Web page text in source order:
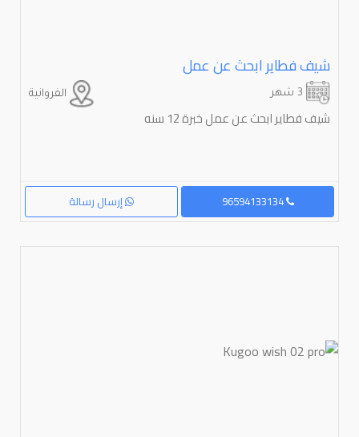
شيف فطاير ابحث عن عمل
الفروانية
شيف فطاير ابحث عن عمل خبرة 12 سنه
إرسال رسالة 96594133134